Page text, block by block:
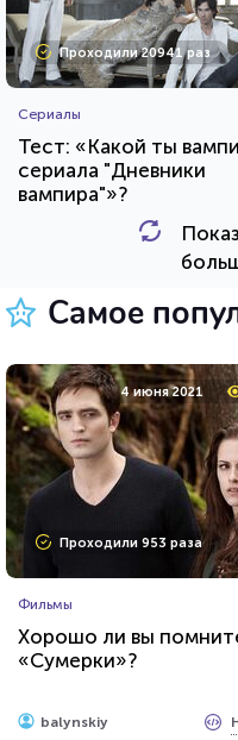
Проходили 20941 раз
Сериалы
Тест: «Какой ты
сериала "Дневники
вампира"»?
8 мая 2021
Тест на знание
сериалов от Netflix
Самое
4 июня 2021
Проходили 953 раза
Фильмы
Хорошо ли вы
«Сумерки»?
balynskiy